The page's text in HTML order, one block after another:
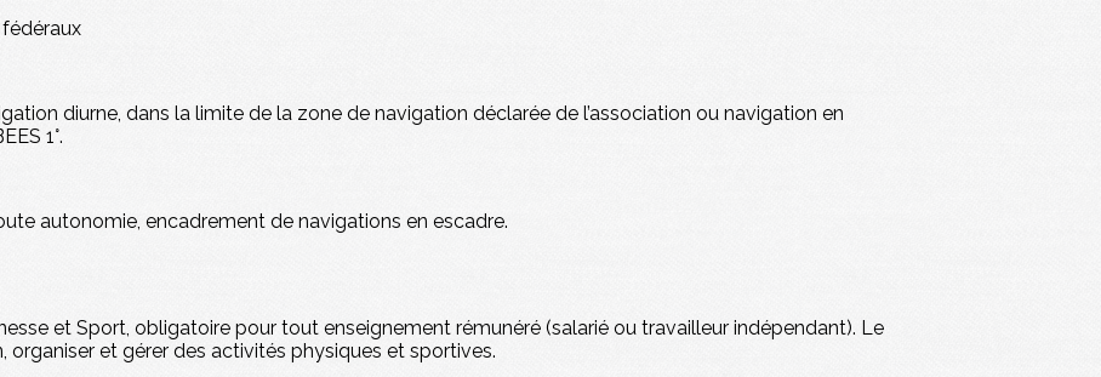
diurne, dans la limite de la zone de navigation déclarée de l’association ou navigation en
1°.
autonomie, encadrement de navigations en escadre.
et Sport, obligatoire pour tout enseignement rémunéré (salarié ou travailleur indépendant). Le
organiser et gérer des activités physiques et sportives.